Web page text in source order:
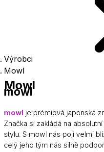
Výrobci
Mowl
Mowl
mowl
mowl je prémiová japonská
Značka si zakládá na
stylu. S mowl nás pojí velmi
celý jeho tým nás silně